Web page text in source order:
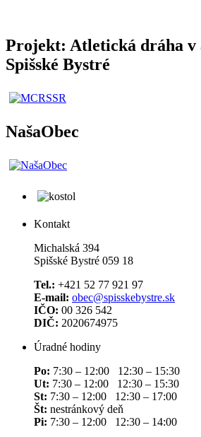
Projekt: Atletická dráha v
Spišské Bystré
NašaObec
Kontakt
Michalská 394
Spišské Bystré 059 18
Tel.: +421 52 77 921 97
E-mail: obec@spisskebystre.sk
IČO: 00 326 542
DIČ: 2020674975
Úradné hodiny
Po: 7:30 – 12:00 12:30 – 15:30
Ut: 7:30 – 12:00 12:30 – 15:30
St: 7:30 – 12:00 12:30 – 17:00
Št: nestránkový deň
Pi: 7:30 – 12:00 12:30 – 14:00